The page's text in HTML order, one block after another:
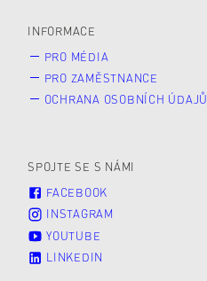
INFORMACE
PRO MÉDIA
PRO ZAMĚSTNANCE
OCHRANA OSOBNÍCH ÚDAJŮ
SPOJTE SE S NÁMI
FACEBOOK
INSTAGRAM
YOUTUBE
LINKEDIN